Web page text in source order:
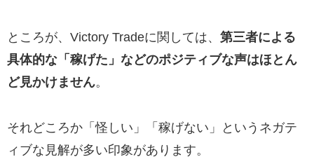
ところが、Victory Tradeに関しては、 第三者による
具体的な「稼げた」などのポジティブな声はほとん
ど見かけません。
それどころか「怪しい」「稼げない」というネガテ
ィブな見解が多い印象があります。